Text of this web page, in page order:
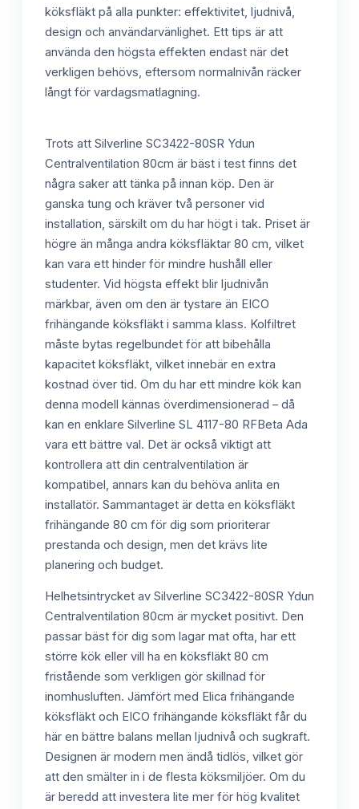
köksfläkt på alla punkter: effektivitet, ljudnivå,
design och användarvänlighet. Ett tips är att
använda den högsta effekten endast när det
verkligen behövs, eftersom normalnivån räcker
långt för vardagsmatlagning.
Trots att Silverline SC3422-80SR Ydun
Centralventilation 80cm är bäst i test finns det
några saker att tänka på innan köp. Den är
ganska tung och kräver två personer vid
installation, särskilt om du har högt i tak. Priset är
högre än många andra köksfläktar 80 cm, vilket
kan vara ett hinder för mindre hushåll eller
studenter. Vid högsta effekt blir ljudnivån
märkbar, även om den är tystare än EICO
frihängande köksfläkt i samma klass. Kolfiltret
måste bytas regelbundet för att bibehålla
kapacitet köksfläkt, vilket innebär en extra
kostnad över tid. Om du har ett mindre kök kan
denna modell kännas överdimensionerad – då
kan en enklare Silverline SL 4117-80 RFBeta Ada
vara ett bättre val. Det är också viktigt att
kontrollera att din centralventilation är
kompatibel, annars kan du behöva anlita en
installatör. Sammantaget är detta en köksfläkt
frihängande 80 cm för dig som prioriterar
prestanda och design, men det krävs lite
planering och budget.
Helhetsintrycket av Silverline SC3422-80SR Ydun
Centralventilation 80cm är mycket positivt. Den
passar bäst för dig som lagar mat ofta, har ett
större kök eller vill ha en köksfläkt 80 cm
fristående som verkligen gör skillnad för
inomhusluften. Jämfört med Elica frihängande
köksfläkt och EICO frihängande köksfläkt får du
här en bättre balans mellan ljudnivå och sugkraft.
Designen är modern men ändå tidlös, vilket gör
att den smälter in i de flesta köksmiljöer. Om du
är beredd att investera lite mer för hög kvalitet